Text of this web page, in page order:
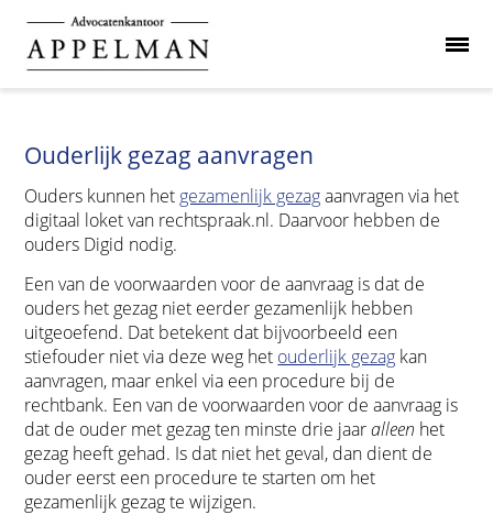
Ouderlijk gezag aanvragen
Ouders kunnen het gezamenlijk gezagaanvragen via het
digitaal loket van rechtspraak.nl. Daarvoor hebben de
ouders Digid nodig.
Een van de voorwaarden voor de aanvraag is dat de
ouders het gezag niet eerder gezamenlijk hebben
uitgeoefend. Dat betekent dat bijvoorbeeld een
stiefouder niet via deze weg het ouderlijk gezag kan
aanvragen, maar enkel via een procedure bij de
rechtbank. Een van de voorwaarden voor de aanvraag is
dat de ouder met gezag ten minste drie jaaralleen het
gezag heeft gehad. Is dat niet het geval, dan dient de
ouder eerst een procedure te starten om het
gezamenlijk gezag te wijzigen.